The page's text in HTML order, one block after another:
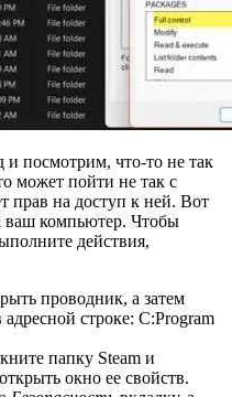
и посмотрим, что-то не так
может пойти не так с
прав на доступ к ней. Вот
ваш компьютер. Чтобы
действия,
проводник, а затем
строке: C:Program
папку Steam и
окно ее свойств.